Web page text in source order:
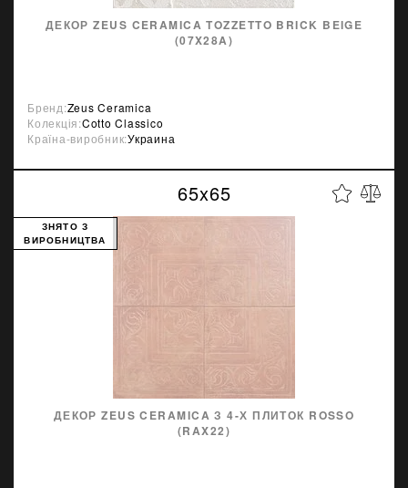
ДЕКОР ZEUS CERAMICA TOZZETTO BRICK BEIGE
(07X28A)
Бренд:Zeus Ceramica
Колекція:Cotto Classico
Країна-виробник:Украина
65x65
ДЕКОР ZEUS CERAMICA З 4-Х ПЛИТОК ROSSO
(RAX22)
ЗНЯТО З
ВИРОБНИЦТВА